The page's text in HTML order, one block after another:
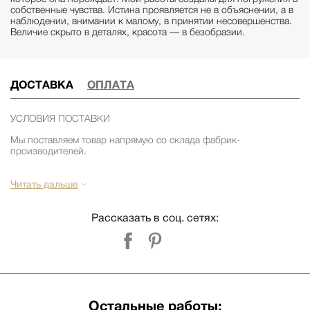
собственные чувства. Истина проявляется не в объяснении, а в
наблюдении, внимании к малому, в принятии несовершенства.
Величие скрыто в деталях, красота — в безобразии.
ДОСТАВКА ОПЛАТА
УСЛОВИЯ ПОСТАВКИ
Мы поставляем товар напрямую со склада фабрик-
производителей.
наличия товара на складе фабрики. Уточняйте срок поставки
Срок поставки из Европы 1-3 месяца. Срок поставки зависит от
наличия товара на складе фабрики. Уточняйте срок поставки
заранее у менеджеров компании Релофт. (запросить срок)
Стоимость доставки по Москве и до склада ТК бесплатна для
Читать дальше
Рассказать в соц. сетях:
Остальные работы: